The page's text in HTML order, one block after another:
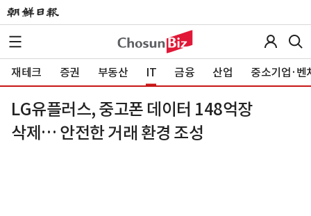
재테크 증권 부동산 IT 금융 산업 중소기업·벤
LG유플러스, 중고폰 데이터 148억장
삭제… 안전한 거래 환경 조성